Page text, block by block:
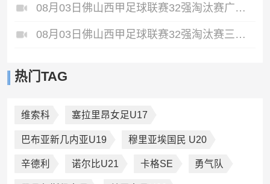
08月03日佛山西甲足球联赛32强淘汰赛广东客家青年VS广州英华思力U17全场录像
08月03日佛山西甲足球联赛32强淘汰赛三水乐民兴健力宝VS中国澳门澳科精英全场录像
热门TAG
维索科 塞拉里昂女足U17
巴布亚新几内亚U19 穆里亚埃国民 U20
辛德利 诺尔比U21 卡格SE 勇气队